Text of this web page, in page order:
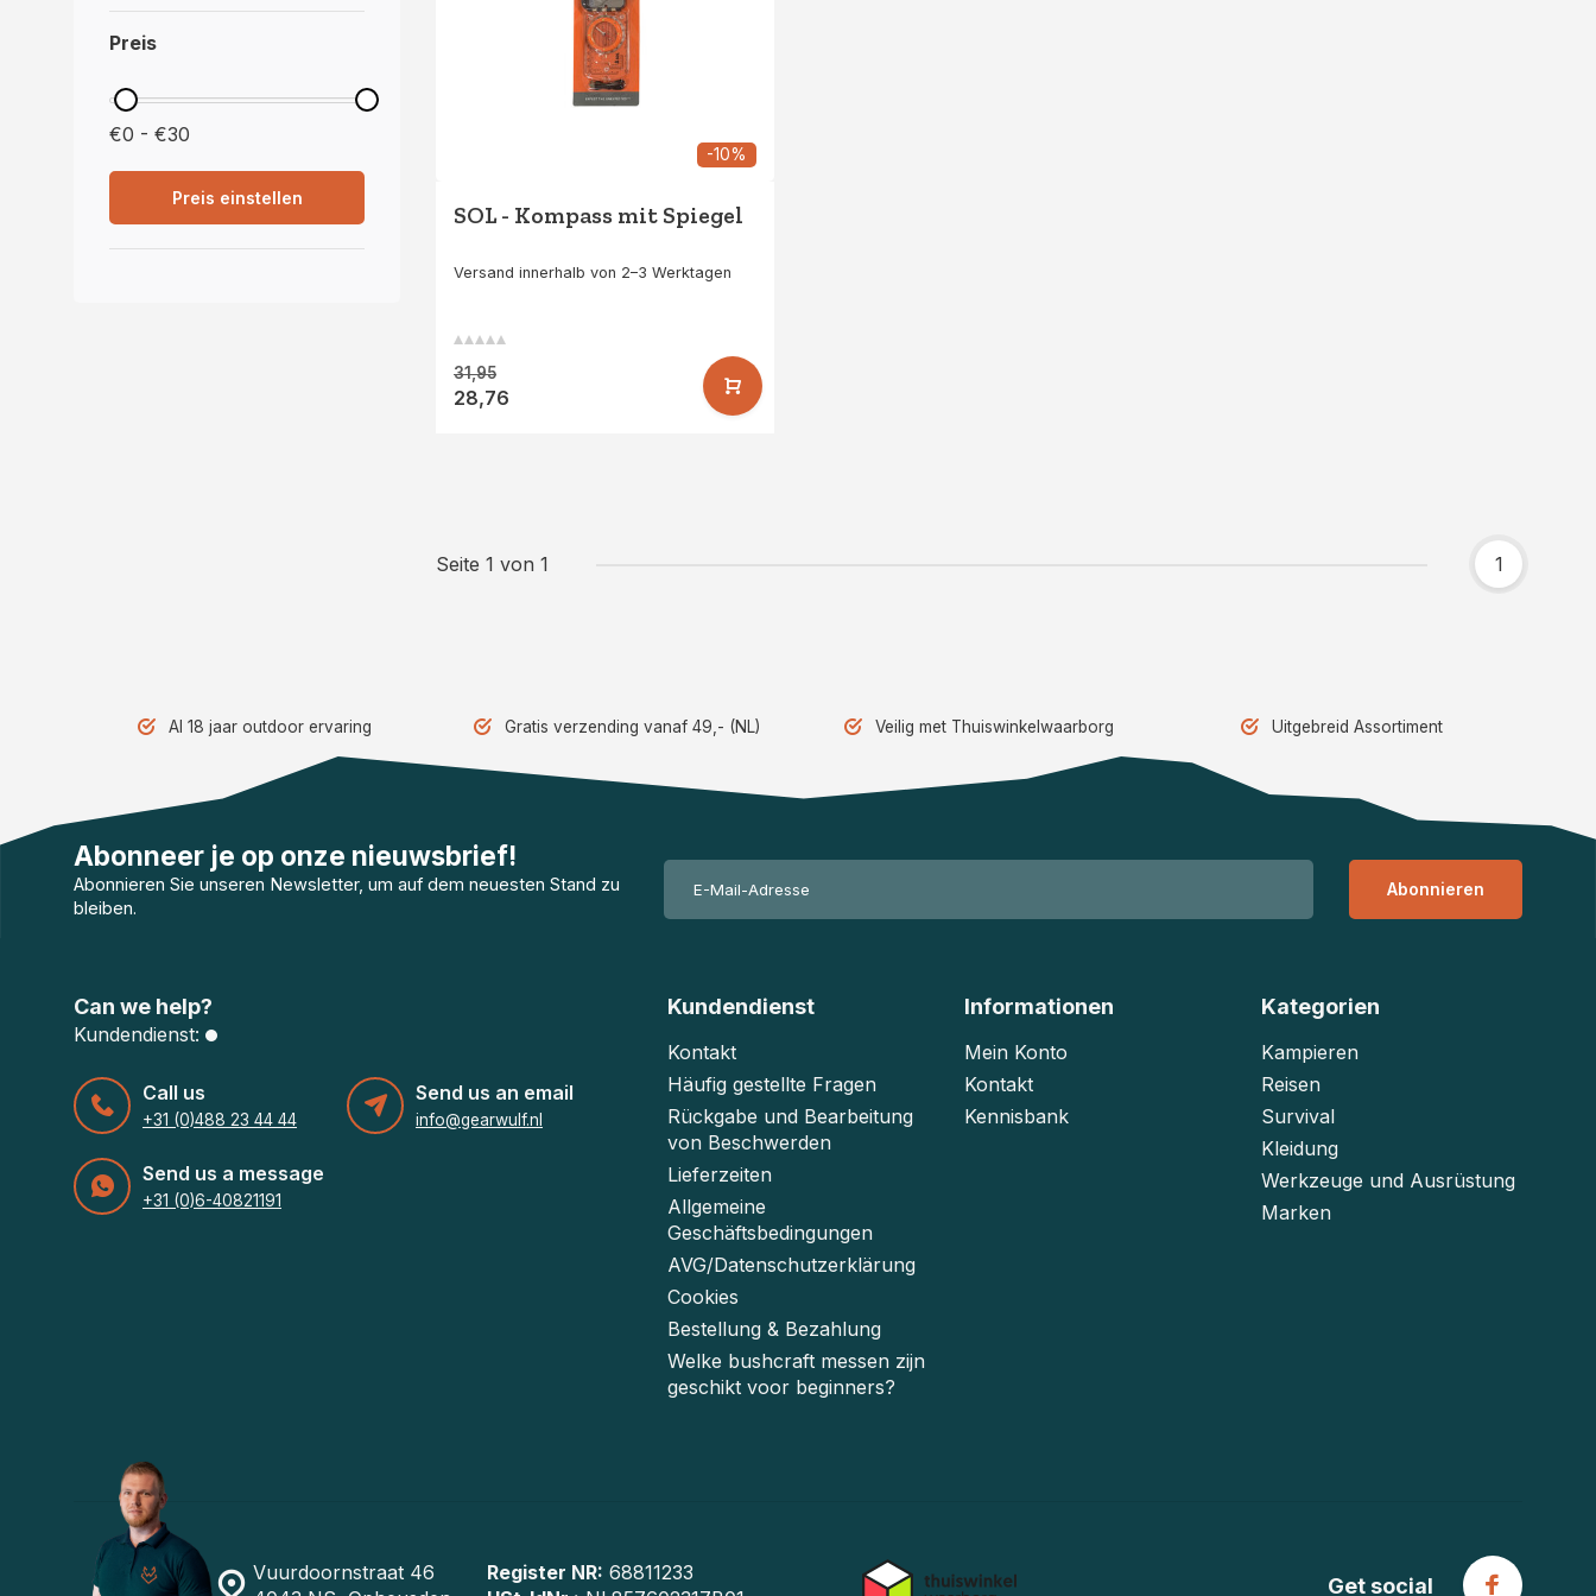
Preis
€0 - €30
Preis einstellen
-10%
SOL - Kompass mit Spiegel
Versand innerhalb von 2–3 Werktagen
31,95
28,76
Seite 1 von 1 1
Al 18 jaar outdoor ervaring Gratis verzending vanaf 49,- (NL) Veilig met Thuiswinkelwaarborg Uitgebreid Assortiment
Abonneer je op onze nieuwsbrief!
Abonnieren Sie unseren Newsletter, um auf dem neuesten Stand zu
bleiben.
Abonnieren
Can we help?
Kundendienst:
Call us
+31 (0)488 23 44 44
Send us an email
info@gearwulf.nl
Send us a message
+31 (0)6-40821191
Kundendienst
Kontakt
Häufig gestellte Fragen
Rückgabe und Bearbeitung
von Beschwerden
Lieferzeiten
Allgemeine
Geschäftsbedingungen
AVG/Datenschutzerklärung
Cookies
Bestellung & Bezahlung
Welke bushcraft messen zijn
geschikt voor beginners?
Informationen
Mein Konto
Kontakt
Kennisbank
Kategorien
Kampieren
Reisen
Survival
Kleidung
Werkzeuge und Ausrüstung
Marken
Vuurdoornstraat 46
Register NR: 68811233
Get social